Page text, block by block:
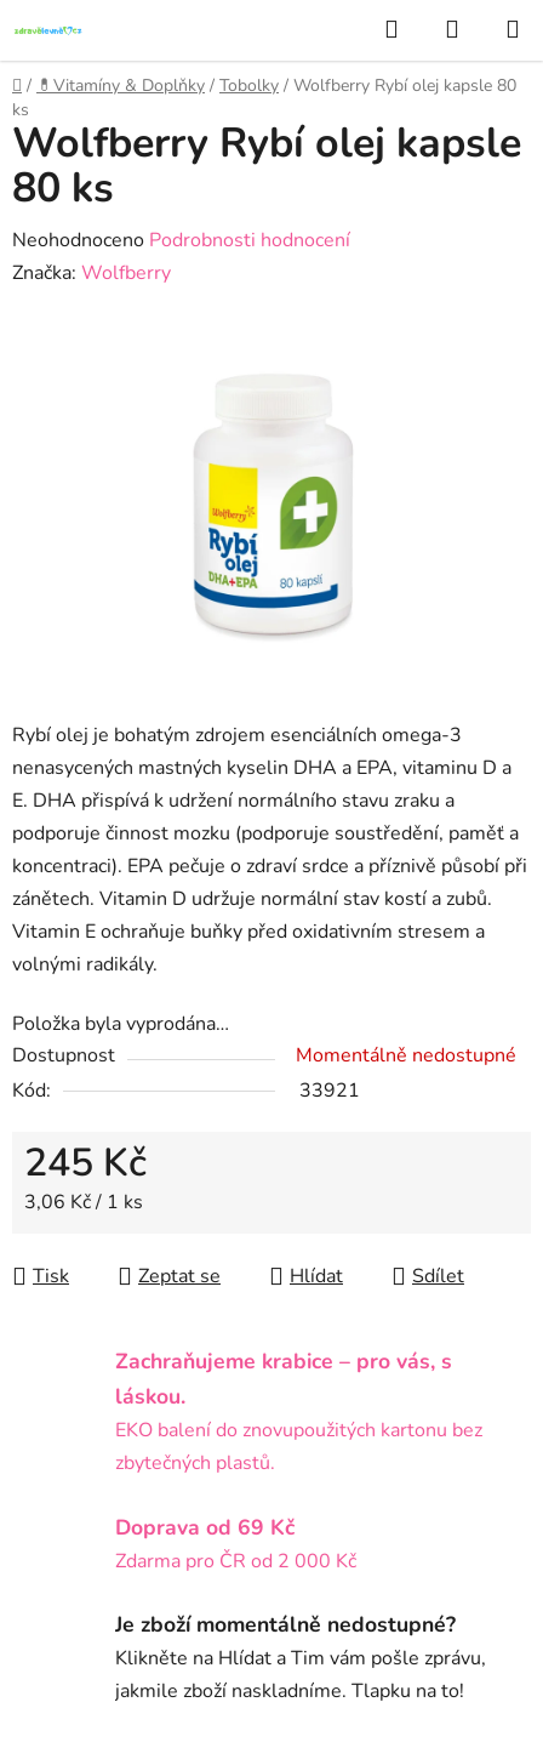
na
obsah
Hledat
KOŠÍK
Domů
/ 💊Vitamíny & Doplňky / Tobolky / Wolfberry Rybí olej kapsle 80
ks
Rybí olej je bohatým zdrojem esenciálních omega-3
nenasycených mastných kyselin DHA a EPA, vitaminu D a
E. DHA přispívá k udržení normálního stavu zraku a
podporuje činnost mozku (podporuje soustředění, paměť a
koncentraci). EPA pečuje o zdraví srdce a příznivě působí při
zánětech. Vitamin D udržuje normální stav kostí a zubů.
Vitamin E ochraňuje buňky před oxidativním stresem a
volnými radikály.
Položka byla vyprodána…
Dostupnost
Momentálně nedostupné
Kód:
33921
245 Kč
Měrná cena:
3,06 Kč / 1 ks
Tisk Zeptat se Hlídat Sdílet
Wolfberry Rybí olej kapsle
80 ks
Průměrné
hodnocení
Neohodnoceno Podrobnosti hodnocení
Značka: Wolfberry
Zachraňujeme krabice – pro vás, s
láskou.
EKO balení do znovupoužitých kartonu bez
zbytečných plastů.
Doprava od 69 Kč
Zdarma pro ČR od 2 000 Kč
Je zboží momentálně nedostupné?
Klikněte na Hlídat a Tim vám pošle zprávu,
jakmile zboží naskladníme. Tlapku na to!